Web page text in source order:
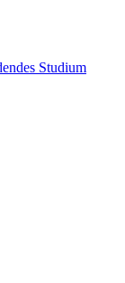
Studium